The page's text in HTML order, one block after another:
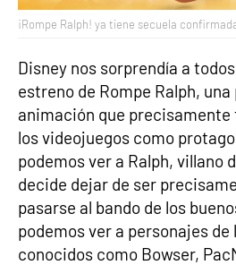
¡Rompe Ralph! ya tiene secuela
Disney nos sorprendía a
estreno de Rompe Ralph, una
animación que precisamente
los videojuegos como
podemos ver a Ralph, villano
decide dejar de ser
pasarse al bando de los
podemos ver a personajes
conocidos como Bowser,